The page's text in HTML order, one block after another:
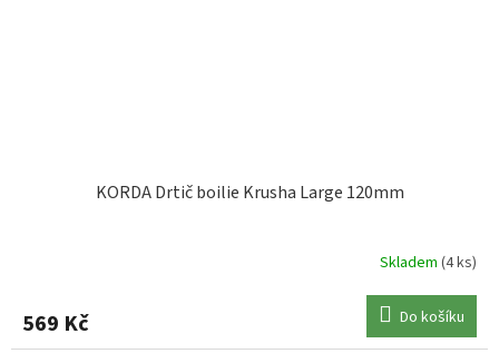
KORDA Drtič boilie Krusha Large 120mm
Skladem (4 ks)
569 Kč Do košíku